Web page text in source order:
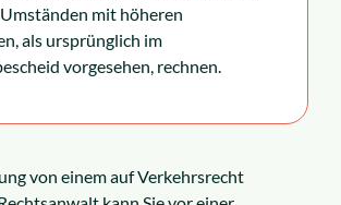
mit höheren
als ursprünglich im
vorgesehen, rechnen.
von einem auf Verkehrsrecht